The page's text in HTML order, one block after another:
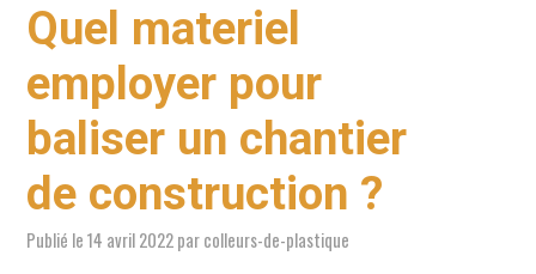
Quel materiel
employer pour
baliser un chantier
de construction ?
Publié le14 avril 2022parcolleurs-de-plastique